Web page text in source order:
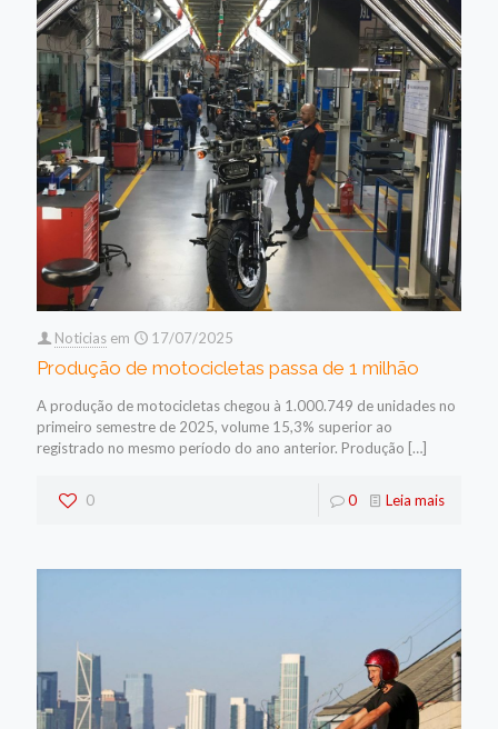
Noticias em 17/07/2025
Produção de motocicletas passa de 1 milhão
A produção de motocicletas chegou à 1.000.749 de unidades no
primeiro semestre de 2025, volume 15,3% superior ao
registrado no mesmo período do ano anterior. Produção […]
0 0 Leia mais